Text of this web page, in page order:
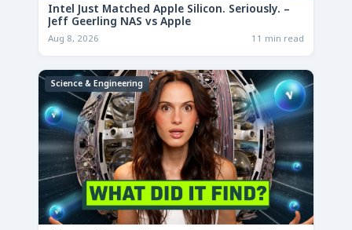
Intel Just Matched Apple Silicon. Seriously. –
Jeff Geerling NAS vs Apple
Aug 8, 2026 11 min read
Science & Engineering